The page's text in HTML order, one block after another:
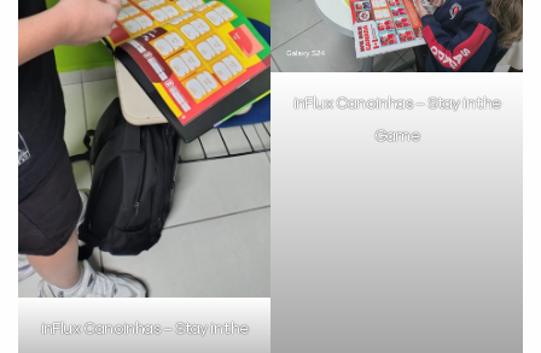
inFlux Canoinhas – Stay in the
inFlux Canoinhas – Stay in the
Game